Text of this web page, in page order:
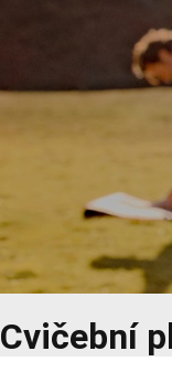
Cvičební